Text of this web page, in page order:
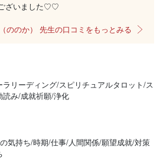
ざいました♡♡
ののか） 先生の口コミをもっとみる
リーディング/スピリチュアルタロット/ス
読み/成就祈願/浄化
気持ち/時期/仕事/人間関係/願望成就/対策